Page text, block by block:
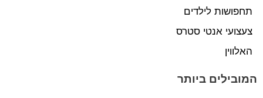
תחפושות לילדים
צעצועי אנטי סטרס
האלווין
המובילים ביותר